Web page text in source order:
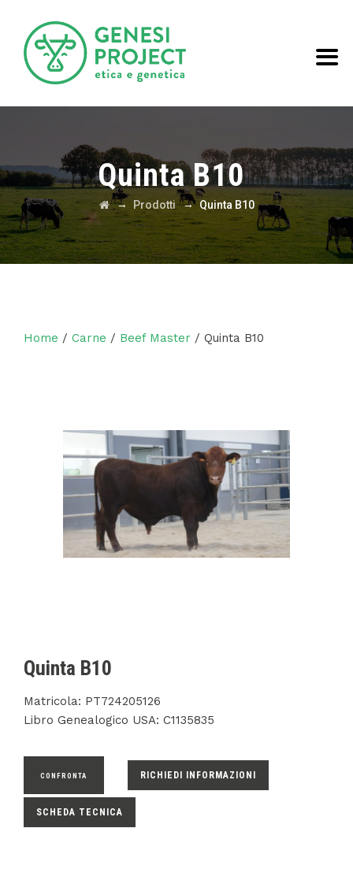
Quinta B10
→ Prodotti→ Quinta B10
Home / Carne / Beef Master / Quinta B10
Quinta B10
Matricola: PT724205126
Libro Genealogico USA: C1135835
CONFRONTA RICHIEDI INFORMAZIONI
SCHEDA TECNICA